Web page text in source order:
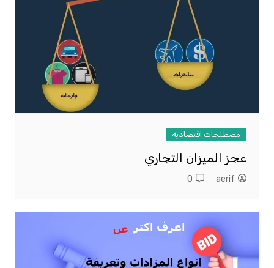
مصطلحات اقتصادية
عجز الميزان التجاري
aerif
0